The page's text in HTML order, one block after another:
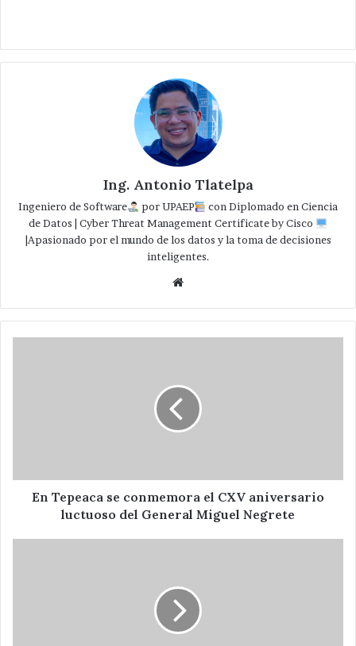
Ing. Antonio Tlatelpa
Ingeniero de Software por UPAEP
con Diplomado en Ciencia
de Datos | Cyber Threat Management Certificate by Cisco
|Apasionado por el mundo de los datos y la toma de decisiones
inteligentes.
del
GeneralEn Tepeaca se conmemora el CXV aniversario
luctuoso del General Miguel Negrete